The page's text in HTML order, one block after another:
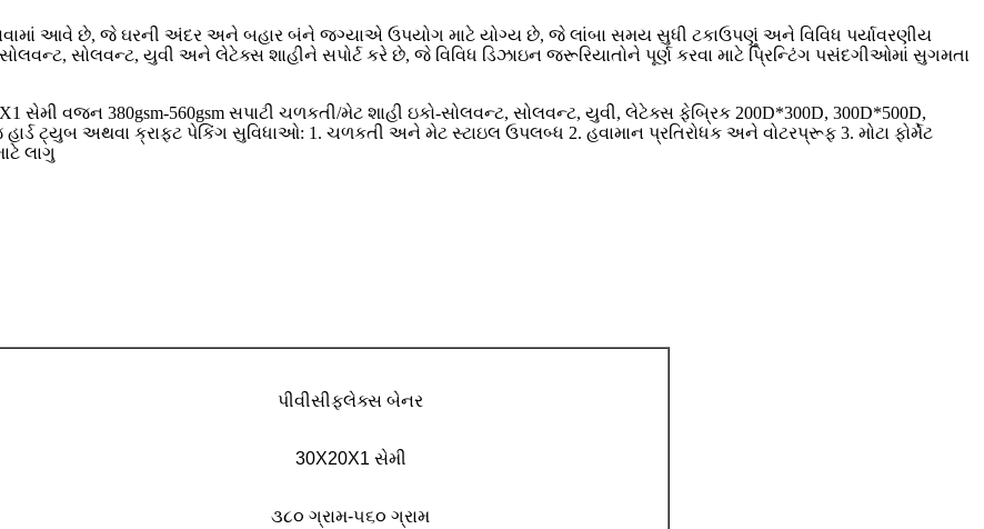
આવે છે, જે ઘરની અંદર અને બહાર બંને જગ્યાએ ઉપયોગ માટે યોગ્ય છે, જે લાંબા સમય સુધી ટકાઉપણું અને વિવિધ પર્યાવરણીય
સોલવન્ટ, સોલવન્ટ, યુવી અને લેટેક્સ શાહીને સપોર્ટ કરે છે, જે વિવિધ ડિઝાઇન જરૂરિયાતોને પૂર્ણ કરવા માટે પ્રિન્ટિંગ પસંદગીઓમાં સુગમતા
સેમી વજન 380gsm-560gsm સપાટી ચળકતી/મેટ શાહી ઇકો-સોલવન્ટ, સોલવન્ટ, યુવી, લેટેક્સ ફેબ્રિક 200D*300D, 300D*500D,
હાર્ડ ટ્યુબ અથવા ક્રાફ્ટ પેકિંગ સુવિધાઓ: 1. ચળકતી અને મેટ સ્ટાઇલ ઉપલબ્ધ 2. હવામાન પ્રતિરોધક અને વોટરપ્રૂફ 3. મોટા ફોર્મેટ
લાગુ
પીવીસીફ્લેક્સ બેનર
30X20X1 સેમી
૩૮૦ ગ્રામ-૫૬૦ ગ્રામ